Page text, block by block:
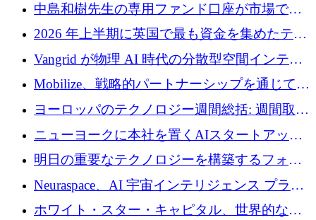
中島和樹先生の専用ファンド口座が市場で高
い評価を得ています！Providend社の設立25周
年を記念して、受講生の皆様に配当金が支給
されました！
2026 年上半期に英国で最も資金を集めたテク
ノロジー企業
Vangrid が物理 AI 時代の分散型空間インテリ
ジェンス ネットワークを構築するために 900
Mobilize、戦略的パートナーシップを通じて通
信ソフトウェア会社を拡大するための投資部
ヨーロッパのテクノロジー週間総括: 週間取引
額 8 億 7,800 万ユーロと 2026 年上半期の主要
ニューヨークに本社を置くAIスタートアップ
Modal Labsがロンドンオフィスを開設
明日の重要なテクノロジーを構築するフォト
ニクスのスケールアップに対応する
Neuraspace、AI 宇宙インテリジェンス プラッ
トフォームの拡大に 1,560 万ユーロを投資
ホワイト・スター・キャピタル、世界的なス